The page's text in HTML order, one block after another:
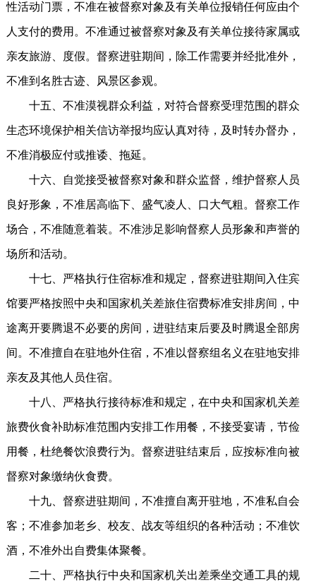
性活动门票，不准在被督察对象及有关单位报销任何应由个
人支付的费用。不准通过被督察对象及有关单位接待家属或
亲友旅游、度假。督察进驻期间，除工作需要并经批准外，
不准到名胜古迹、风景区参观。
十五、不准漠视群众利益，对符合督察受理范围的群众
生态环境保护相关信访举报均应认真对待，及时转办督办，
不准消极应付或推诿、拖延。
十六、自觉接受被督察对象和群众监督，维护督察人员
良好形象，不准居高临下、盛气凌人、口大气粗。督察工作
场合，不准随意着装。不准涉足影响督察人员形象和声誉的
场所和活动。
十七、严格执行住宿标准和规定，督察进驻期间入住宾
馆要严格按照中央和国家机关差旅住宿费标准安排房间，中
途离开要腾退不必要的房间，进驻结束后要及时腾退全部房
间。不准擅自在驻地外住宿，不准以督察组名义在驻地安排
亲友及其他人员住宿。
十八、严格执行接待标准和规定，在中央和国家机关差
旅费伙食补助标准范围内安排工作用餐，不接受宴请，节俭
用餐，杜绝餐饮浪费行为。督察进驻结束后，应按标准向被
督察对象缴纳伙食费。
十九、督察进驻期间，不准擅自离开驻地，不准私自会
客；不准参加老乡、校友、战友等组织的各种活动；不准饮
酒，不准外出自费集体聚餐。
二十、严格执行中央和国家机关出差乘坐交通工具的规